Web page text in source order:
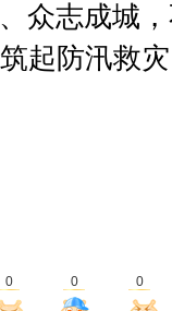
众志成城
起防汛救
0 0 0